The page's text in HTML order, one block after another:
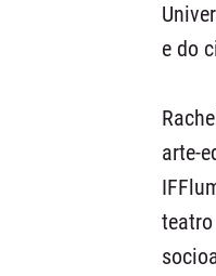
e do
arte-